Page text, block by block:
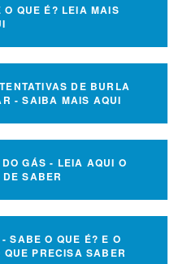
QUE É? LEIA MAIS
DE BURLA
- SAIBA MAIS AQUI
GÁS - LEIA AQUI O
SABER
SABE O QUE É? E O
PRECISA SABER